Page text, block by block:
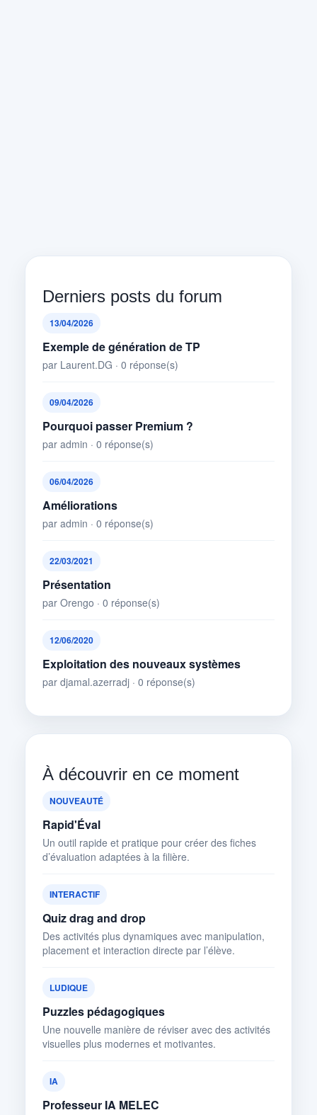
Derniers posts du forum
13/04/2026
Exemple de génération de TP
par Laurent.DG · 0 réponse(s)
09/04/2026
Pourquoi passer Premium ?
par admin · 0 réponse(s)
06/04/2026
Améliorations
par admin · 0 réponse(s)
22/03/2021
Présentation
par Orengo · 0 réponse(s)
12/06/2020
Exploitation des nouveaux systèmes
par djamal.azerradj · 0 réponse(s)
À découvrir en ce moment
NOUVEAUTÉ
Rapid'Éval
Un outil rapide et pratique pour créer des fiches
d’évaluation adaptées à la filière.
INTERACTIF
Quiz drag and drop
Des activités plus dynamiques avec manipulation,
placement et interaction directe par l’élève.
LUDIQUE
Puzzles pédagogiques
Une nouvelle manière de réviser avec des activités
visuelles plus modernes et motivantes.
IA
Professeur IA MELEC